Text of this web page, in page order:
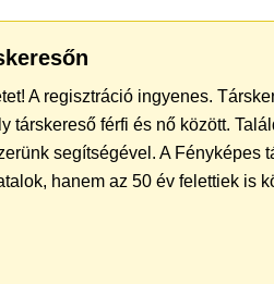
A regisztráció ingyenes.
társkereső férfi és nő között.
segítségével. A Fényképes
hanem az 50 év felettiek is